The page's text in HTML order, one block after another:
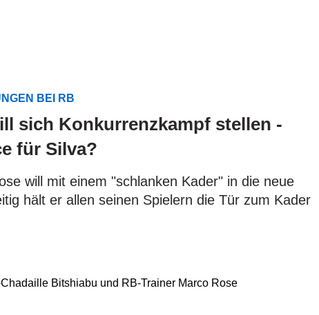
BEI RB
sich Konkurrenzkampf stellen -
für Silva?
will mit einem "schlanken Kader" in die neue
hält er allen seinen Spielern die Tür zum Kader